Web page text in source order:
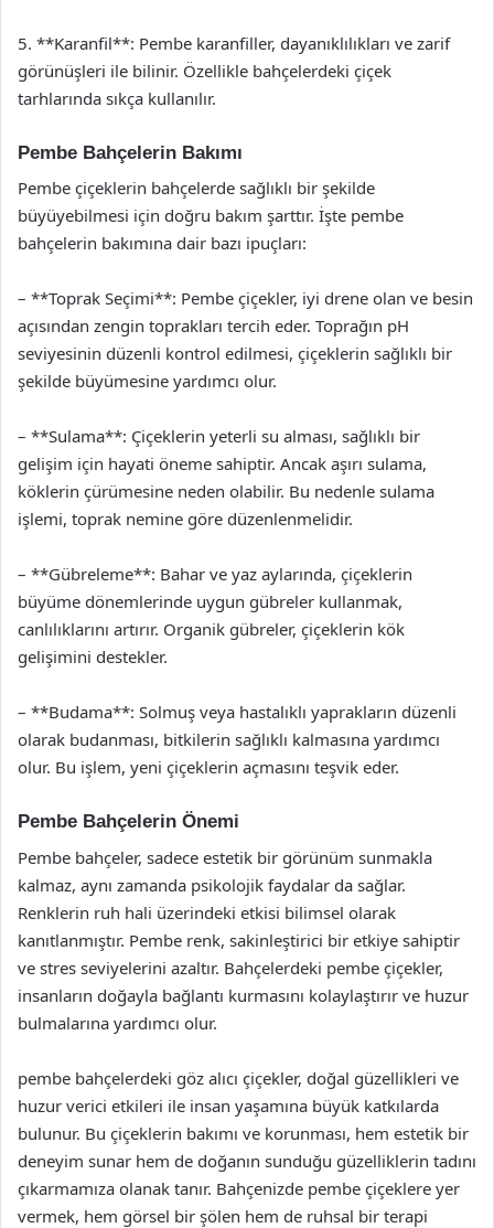
5. **Karanfil**: Pembe karanfiller, dayanıklılıkları ve zarif
görünüşleri ile bilinir. Özellikle bahçelerdeki çiçek
tarhlarında sıkça kullanılır.
Pembe Bahçelerin Bakımı
Pembe çiçeklerin bahçelerde sağlıklı bir şekilde
büyüyebilmesi için doğru bakım şarttır. İşte pembe
bahçelerin bakımına dair bazı ipuçları:
– **Toprak Seçimi**: Pembe çiçekler, iyi drene olan ve besin
açısından zengin toprakları tercih eder. Toprağın pH
seviyesinin düzenli kontrol edilmesi, çiçeklerin sağlıklı bir
şekilde büyümesine yardımcı olur.
– **Sulama**: Çiçeklerin yeterli su alması, sağlıklı bir
gelişim için hayati öneme sahiptir. Ancak aşırı sulama,
köklerin çürümesine neden olabilir. Bu nedenle sulama
işlemi, toprak nemine göre düzenlenmelidir.
– **Gübreleme**: Bahar ve yaz aylarında, çiçeklerin
büyüme dönemlerinde uygun gübreler kullanmak,
canlılıklarını artırır. Organik gübreler, çiçeklerin kök
gelişimini destekler.
– **Budama**: Solmuş veya hastalıklı yaprakların düzenli
olarak budanması, bitkilerin sağlıklı kalmasına yardımcı
olur. Bu işlem, yeni çiçeklerin açmasını teşvik eder.
Pembe Bahçelerin Önemi
Pembe bahçeler, sadece estetik bir görünüm sunmakla
kalmaz, aynı zamanda psikolojik faydalar da sağlar.
Renklerin ruh hali üzerindeki etkisi bilimsel olarak
kanıtlanmıştır. Pembe renk, sakinleştirici bir etkiye sahiptir
ve stres seviyelerini azaltır. Bahçelerdeki pembe çiçekler,
insanların doğayla bağlantı kurmasını kolaylaştırır ve huzur
bulmalarına yardımcı olur.
pembe bahçelerdeki göz alıcı çiçekler, doğal güzellikleri ve
huzur verici etkileri ile insan yaşamına büyük katkılarda
bulunur. Bu çiçeklerin bakımı ve korunması, hem estetik bir
deneyim sunar hem de doğanın sunduğu güzelliklerin tadını
çıkarmamıza olanak tanır. Bahçenizde pembe çiçeklere yer
vermek, hem görsel bir şölen hem de ruhsal bir terapi